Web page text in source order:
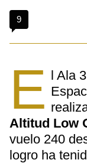
9
E l Ala
Altitud Low
vuelo 240
logro ha